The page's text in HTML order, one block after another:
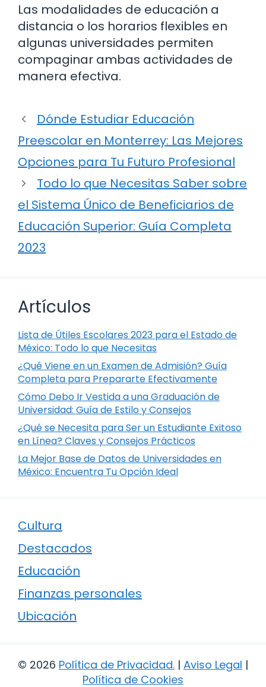
Las modalidades de educación a
distancia o los horarios flexibles en
algunas universidades permiten
compaginar ambas actividades de
manera efectiva.
Dónde Estudiar Educación
Preescolar en Monterrey: Las Mejores
Opciones para Tu Futuro Profesional
Todo lo que Necesitas Saber sobre
el Sistema Único de Beneficiarios de
Educación Superior: Guía Completa
2023
Artículos
Lista de Útiles Escolares 2023 para el Estado de
México: Todo lo que Necesitas
¿Qué Viene en un Examen de Admisión? Guía
Completa para Prepararte Efectivamente
Cómo Debo Ir Vestida a una Graduación de
Universidad: Guía de Estilo y Consejos
¿Qué se Necesita para Ser un Estudiante Exitoso
en Línea? Claves y Consejos Prácticos
La Mejor Base de Datos de Universidades en
México: Encuentra Tu Opción Ideal
Cultura
Destacados
Educación
Finanzas personales
Ubicación
© 2026 Política de Privacidad. | Aviso Legal |
Política de Cookies